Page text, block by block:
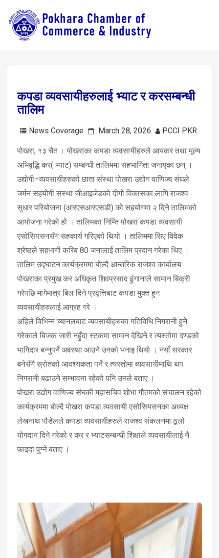
कपडा व्यवसायीहरुलाई भ्याट र करसम्बन्धी
तालिम
News Coverage March 28, 2026 PCCI PKR
पोखरा, १३ चैत । पोखराका कपडा व्यवसायीहरुले आयकर तथा मूल्य
अभिवृद्धि कर( भ्याट) सम्बन्धी तालिममा सहभागिता जनाएका छन् ।
उद्योगी÷व्यवसायीहरुको छाता संस्था पोखरा उद्योग वाणिज्य संघले
जर्मन सहयोगी संस्था जीआइजेडको दीगो विकासका लागि राजश्व
सुधार परियोजना (आरएसआरएसडी) को सहयोगमा २ दिने तालिमको
आयोजना गरेको हो । तालिमका निम्ति पोखरा कपडा व्यवसायी
एसोसियसनसँग सहकार्य गरिएको थियो । तालिममा सिए विवेक
श्रेष्ठले सहभागी करिब 80 जनालाई तालिम प्रदान गरेका थिए ।
तालिम उद्घाटन कार्यक्रममा बोल्दै आन्तरिक राजश्व कार्यालय
पोखराका प्रमुख कर अधिकृत शिवप्रसाद ढुंगानाले सामान बिक्री
गरेपछि मागेमात्र बिल दिने प्रवृत्तिबाट कपडा मुक्त हुन
व्यवसायीहरुलाई आग्रह गरे ।
अहिले विभिन्न च्यानलबाट व्यवसायीहरुका गतिविधि निगरानी हुने
गरेकाले बिजक जारी नहुँदा स्टकमा सामान देखिने र त्यस्तोमा दण्डको
भागिदार बन्नुपर्ने अवस्था आउने उनको भनाइ थियो । नयाँ सरकार
बनेसँगै स्रोतको आवश्यकता पर्ने र त्यस्तोमा व्यवसायीमाथि थप
निगरानी बढाउने सम्भावना रहेको पनि उनले बताए ।
पोखरा उद्योग वाणिज्य संघकी महासचिव शोभा गौतमको संचालन रहेको
कार्यक्रममा बोल्दै पोखरा कपडा व्यवसायी एसोसियसनका अध्यक्ष
लेखनाथ पौडेलले कपडा व्यवसायीहरुले राजश्व संकलनमा ठूलो
योगदान दिने गरेको र कर र भ्याटसम्बन्धी शिक्षाले व्यवसायीलाई नै
फाइदा पुग्ने बताए ।